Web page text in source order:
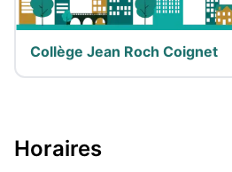
Collège Jean Roch Coignet
Horaires